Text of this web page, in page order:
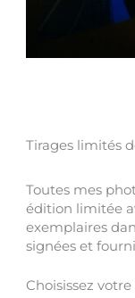
Tirages limités
Toutes mes
édition limitée
exemplaires
signées et
Choisissez